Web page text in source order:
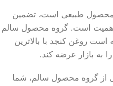
محصول طبیعی است، تضمین
اهمیت است. گروه محصول سالم
است روغن کنجد با بالاترین
به بازار عرضه کند.
از گروه محصول سالم، شما